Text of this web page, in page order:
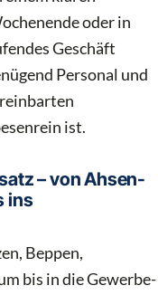
oder in
Geschäft
Personal und
ist.
– von Ahsen-
ins
Beppen,
bis in die Gewerbe-